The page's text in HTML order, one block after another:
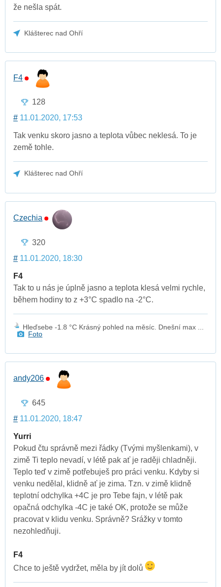
že nešla spát.
Klášterec nad Ohří
F4
128
# 11.01.2020, 17:53
Tak venku skoro jasno a teplota vůbec neklesá. To je
země tohle.
Klášterec nad Ohří
Czechia
320
# 11.01.2020, 18:30
F4
Tak to u nás je úplně jasno a teplota klesá velmi rychle,
během hodiny to z +3°C spadlo na -2°C.
Hleďsebe -1.8 °C Krásný pohled na měsíc. Dnešní max ...
Foto
andy206
645
# 11.01.2020, 18:47
Yurri
Pokud čtu správně mezi řádky (Tvými myšlenkami), v
zimě Ti teplo nevadí, v létě pak ať je raději chladněji.
Teplo teď v zimě potřebuješ pro práci venku. Kdyby si
venku nedělal, klidně ať je zima. Tzn. v zimě klidně
teplotní odchylka +4C je pro Tebe fajn, v létě pak
opačná odchylka -4C je také OK, protože se může
pracovat v klidu venku. Správně? Srážky v tomto
nezohledňuji.
F4
Chce to ještě vydržet, měla by jít dolů